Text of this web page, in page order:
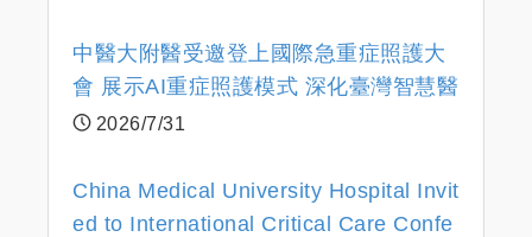
中醫大附醫受邀登上國際急重症照護大
會 展示AI重症照護模式 深化臺灣智慧醫
療國際合作
2026/7/31
China Medical University Hospital Invit
ed to International Critical Care Confe